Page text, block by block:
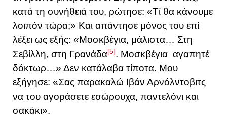
κατά τη συνήθειά του, ρώτησε: «Τί θα κάνουμε
λοιπόν τώρα;» Και απάντησε μόνος του επί
λέξει ως εξής: «Μοσκβέγια, μάλιστα… Στη
Σεβίλλη, στη Γρανάδα[5]. Μοσκβέγια αγαπητέ
δόκτωρ…» Δεν κατάλαβα τίποτα. Μου
εξήγησε: «Σας παρακαλώ Ιβάν Αρνόλντοβιτς
να του αγοράσετε εσώρουχα, παντελόνι και
σακάκι».